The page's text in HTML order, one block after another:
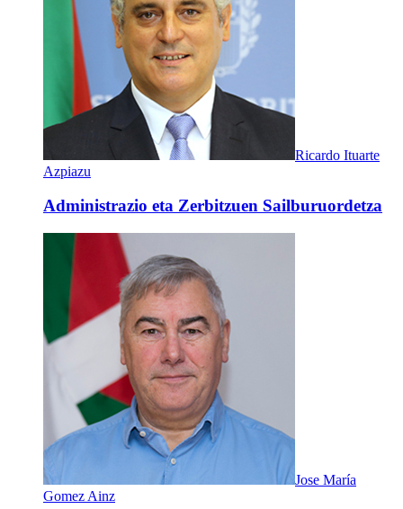
Ricardo Ituarte
Azpiazu
Administrazio eta Zerbitzuen Sailburuordetza
Jose María
Gomez Ainz